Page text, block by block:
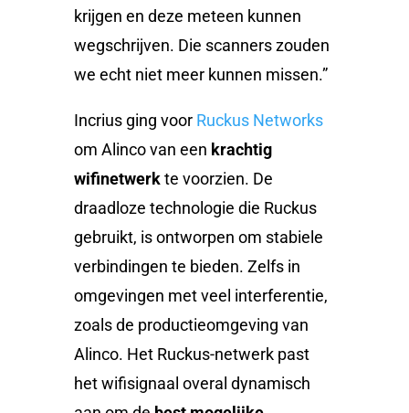
krijgen en deze meteen kunnen
wegschrijven. Die scanners zouden
we echt niet meer kunnen missen.”
Incrius ging voor Ruckus Networks
om Alinco van een krachtig
wifinetwerkte voorzien. De
draadloze technologie die Ruckus
gebruikt, is ontworpen om stabiele
verbindingen te bieden. Zelfs in
omgevingen met veel interferentie,
zoals de productieomgeving van
Alinco. Het Ruckus-netwerk past
het wifisignaal overal dynamisch